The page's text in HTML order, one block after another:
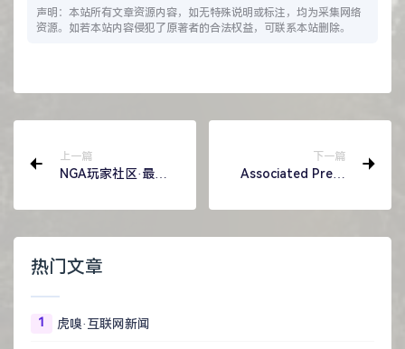
声明：本站所有文章资源内容，如无特殊说明或标注，均为采集网络
资源。如若本站内容侵犯了原著者的合法权益，可联系本站删除。
上一篇
NGA玩家社区·最新
下一篇
Associated Press
热门文章
1 虎嗅·互联网新闻